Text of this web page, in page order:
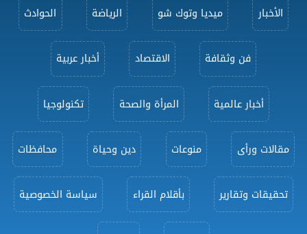
الأخبار ميديا وتوك شو الرياضة الحوادث
فن وثقافة الاقتصاد أخبار عربية
أخبار عالمية المرأة والصحة تكنولوجيا
مقالات ورأى منوعات دين وحياة محافظات
تحقيقات وتقارير بأقلام القراء سياسة الخصوصية